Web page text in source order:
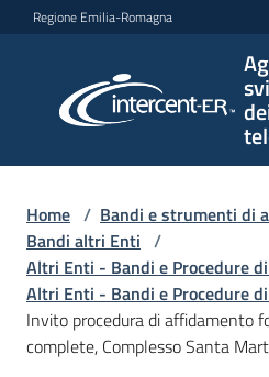
Vai al contenuto
Vai alla navigazione
Vai al footer
Regione Emilia-Romagna
per lo
sviluppo
telematici
L'Agenzia
Home / Bandi e strumenti di
Bandi altri Enti /
Altri Enti - Bandi e Procedure
Altri Enti - Bandi e Procedure di
Invito procedura di affidamento
complete, Complesso Santa